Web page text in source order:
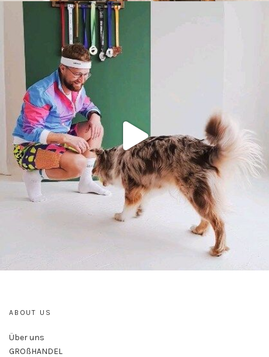
ABOUT US
Über uns
GROßHANDEL